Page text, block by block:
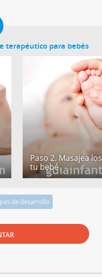
terapéutico para bebés
Paso 2. Masajea
tu bebé
de desarrollo